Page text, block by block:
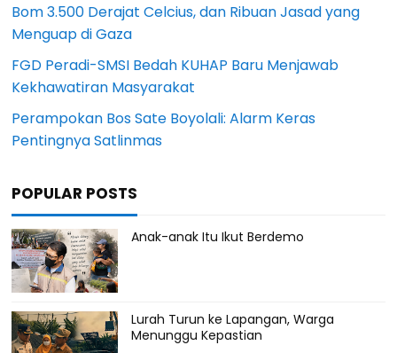
Bom 3.500 Derajat Celcius, dan Ribuan Jasad yang
Menguap di Gaza
FGD Peradi-SMSI Bedah KUHAP Baru Menjawab
Kekhawatiran Masyarakat
Perampokan Bos Sate Boyolali: Alarm Keras
Pentingnya Satlinmas
POPULAR POSTS
Anak-anak Itu Ikut Berdemo
Lurah Turun ke Lapangan, Warga
Menunggu Kepastian